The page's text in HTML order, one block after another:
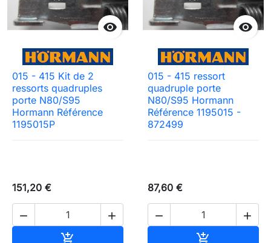

015 - 415 Kit de 2
ressorts quadruples
porte N80/S95
Hormann Référence
1195015P
151,20 €
 


015 - 415 ressort
quadruple porte
N80/S95 Hormann
Référence 1195015 -
872499
87,60 €
 
